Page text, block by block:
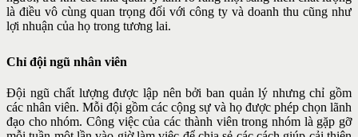
là điều vô cùng quan trọng đối với công ty và doanh thu cũng như
lợi nhuận của họ trong tương lai.
Chỉ đội ngũ nhân viên
Đội ngũ chất lượng được lập nên bởi ban quản lý nhưng chỉ gồm
các nhân viên. Mỗi đội gồm các cộng sự và họ được phép chọn lãnh
đạo chonhóm. Công việc của các thành viên trong nhóm là gặp gỡ